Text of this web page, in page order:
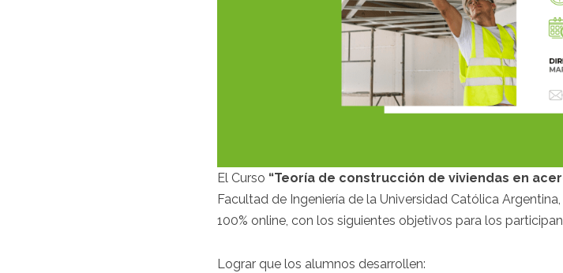
El Curso “Teoría de construcción de viviendas en
Facultad de Ingeniería de la Universidad Católica
100% online, con los siguientes objetivos para los
Lograr que los alumnos desarrollen: